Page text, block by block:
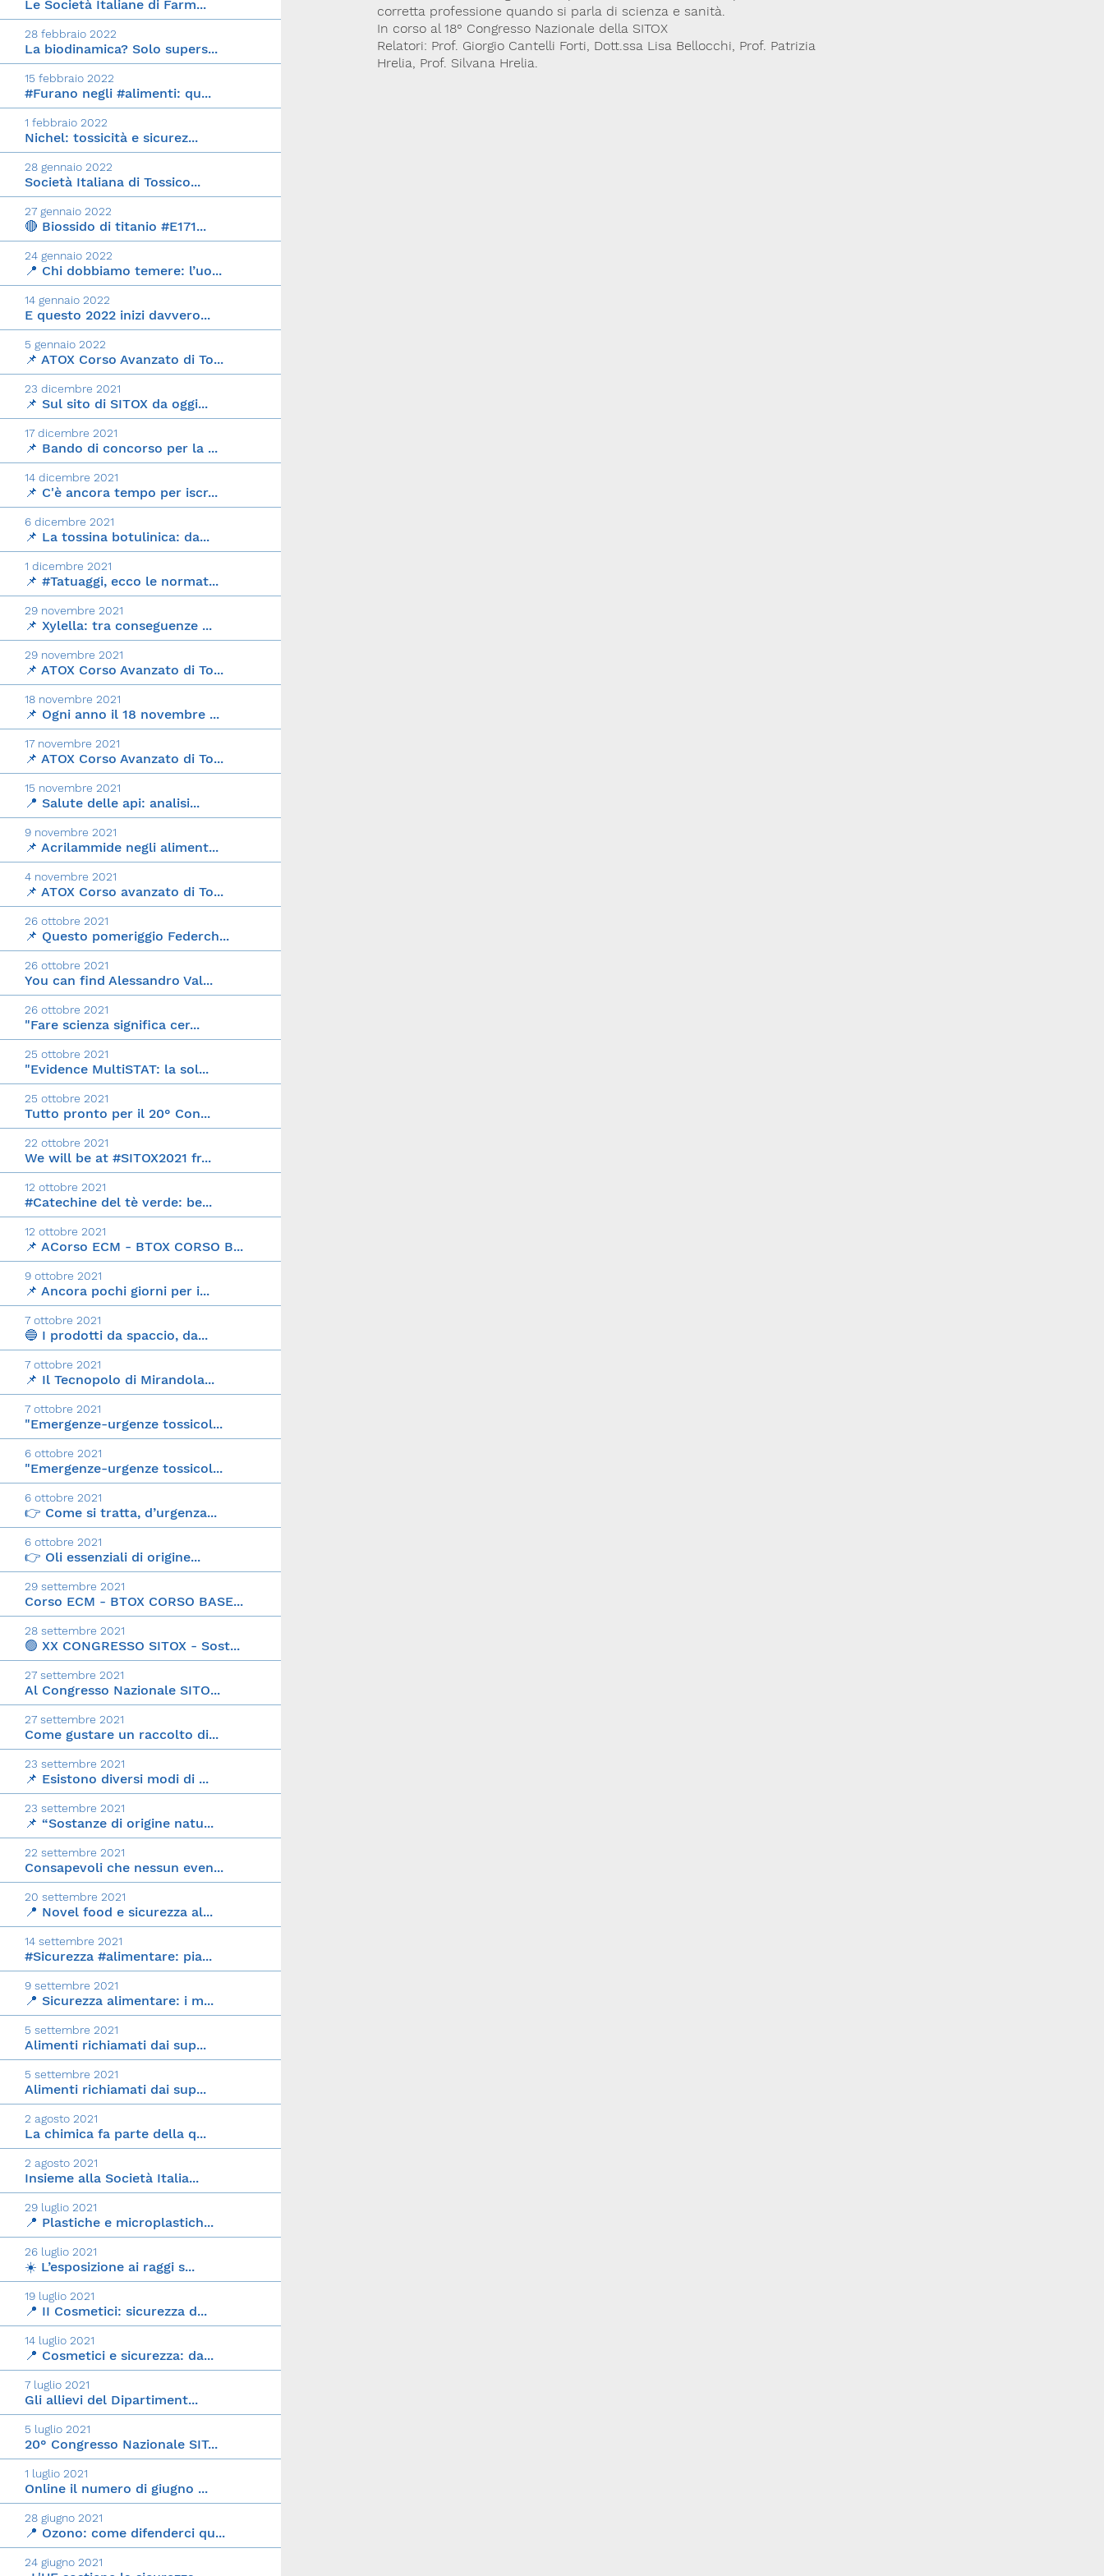
Le Società Italiane di Farm...
28 febbraio 2022
La biodinamica? Solo supers...
15 febbraio 2022
#Furano negli #alimenti: qu...
1 febbraio 2022
Nichel: tossicità e sicurez...
28 gennaio 2022
Società Italiana di Tossico...
27 gennaio 2022
🔴 Biossido di titanio #E171...
24 gennaio 2022
📍 Chi dobbiamo temere: l’uo...
14 gennaio 2022
E questo 2022 inizi davvero...
5 gennaio 2022
📌 ATOX Corso Avanzato di To...
23 dicembre 2021
📌 Sul sito di SITOX da oggi...
17 dicembre 2021
📌 Bando di concorso per la ...
14 dicembre 2021
📌 C'è ancora tempo per iscr...
6 dicembre 2021
📌 La tossina botulinica: da...
1 dicembre 2021
📌 #Tatuaggi, ecco le normat...
29 novembre 2021
📌 Xylella: tra conseguenze ...
29 novembre 2021
📌 ATOX Corso Avanzato di To...
18 novembre 2021
📌 Ogni anno il 18 novembre ...
17 novembre 2021
📌 ATOX Corso Avanzato di To...
15 novembre 2021
📍 Salute delle api: analisi...
9 novembre 2021
📌 Acrilammide negli aliment...
4 novembre 2021
📌 ATOX Corso avanzato di To...
26 ottobre 2021
📌 Questo pomeriggio Federch...
26 ottobre 2021
You can find Alessandro Val...
26 ottobre 2021
"Fare scienza significa cer...
25 ottobre 2021
"Evidence MultiSTAT: la sol...
25 ottobre 2021
Tutto pronto per il 20° Con...
22 ottobre 2021
We will be at #SITOX2021 fr...
12 ottobre 2021
#Catechine del tè verde: be...
12 ottobre 2021
📌 ACorso ECM - BTOX CORSO B...
9 ottobre 2021
📌 Ancora pochi giorni per i...
7 ottobre 2021
🔵 I prodotti da spaccio, da...
7 ottobre 2021
📌 Il Tecnopolo di Mirandola...
7 ottobre 2021
"Emergenze-urgenze tossicol...
6 ottobre 2021
"Emergenze-urgenze tossicol...
6 ottobre 2021
👉 Come si tratta, d’urgenza...
6 ottobre 2021
👉 Oli essenziali di origine...
29 settembre 2021
Corso ECM - BTOX CORSO BASE...
28 settembre 2021
🟢 XX CONGRESSO SITOX - Sost...
27 settembre 2021
Al Congresso Nazionale SITO...
27 settembre 2021
Come gustare un raccolto di...
23 settembre 2021
📌 Esistono diversi modi di ...
23 settembre 2021
📌 “Sostanze di origine natu...
22 settembre 2021
Consapevoli che nessun even...
20 settembre 2021
📍 Novel food e sicurezza al...
14 settembre 2021
#Sicurezza #alimentare: pia...
9 settembre 2021
📍 Sicurezza alimentare: i m...
5 settembre 2021
Alimenti richiamati dai sup...
5 settembre 2021
Alimenti richiamati dai sup...
2 agosto 2021
La chimica fa parte della q...
2 agosto 2021
Insieme alla Società Italia...
29 luglio 2021
📍 Plastiche e microplastich...
26 luglio 2021
☀️ L’esposizione ai raggi s...
19 luglio 2021
📍 II Cosmetici: sicurezza d...
14 luglio 2021
📍 Cosmetici e sicurezza: da...
7 luglio 2021
Gli allievi del Dipartiment...
5 luglio 2021
20° Congresso Nazionale SIT...
1 luglio 2021
Online il numero di giugno ...
28 giugno 2021
📍 Ozono: come difenderci qu...
24 giugno 2021
corretta professione quando si parla di scienza e sanità.
In corso al 18° Congresso Nazionale della SITOX
Relatori: Prof. Giorgio Cantelli Forti, Dott.ssa Lisa Bellocchi, Prof. Patrizia
Hrelia, Prof. Silvana Hrelia.